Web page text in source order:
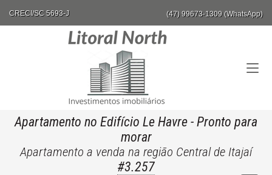
CRECI/SC 5693-J (47) 99673-1309 (WhatsApp)
Apartamento no Edifício Le Havre - Pronto para
morar
Apartamento a venda na região Central de Itajaí
#3.257